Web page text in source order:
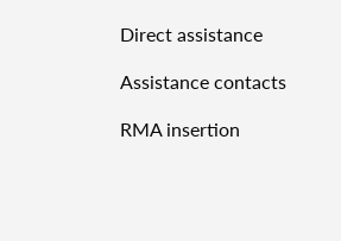
Direct assistance
Assistance contacts
RMA insertion